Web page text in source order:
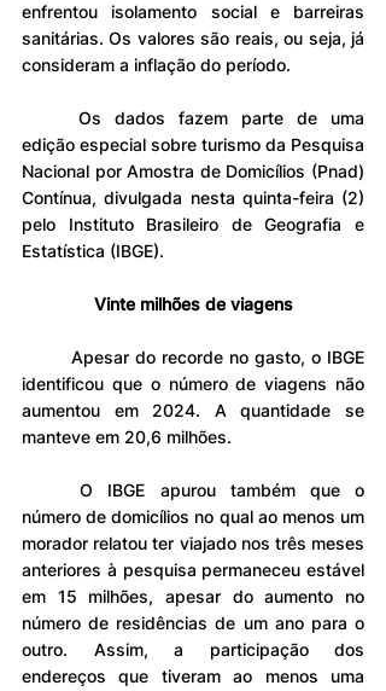
enfrentou isolamento social e barreiras
sanitárias. Os valores são reais, ou seja, já
consideram a inflação do período.
edição especial sobre turismo da Pesquisa
Nacional por Amostra de Domicílios (Pnad)
Contínua, divulgada nesta quinta-feira (2)
pelo Instituto Brasileiro de Geografia e
Estatística (IBGE).
Vinte milhões de viagens
identificou que o número de viagens não
aumentou em 2024. A quantidade se
manteve em 20,6 milhões.
	O IBGE apurou também que o
número de domicílios no qual ao menos um
morador relatou ter viajado nos três meses
anteriores à pesquisa permaneceu estável
em 15 milhões, apesar do aumento no
número de residências de um ano para o
outro. Assim, a participação dos
endereços que tiveram ao menos uma